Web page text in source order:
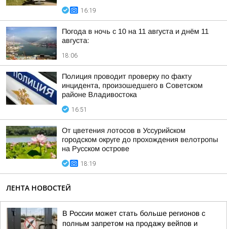
16:19
Погода в ночь с 10 на 11 августа и днём 11
августа:
18:06
Полиция проводит проверку по факту
инцидента, произошедшего в Советском
районе Владивостока
16:51
От цветения лотосов в Уссурийском
городском округе до прохождения велотропы
на Русском острове
18:19
ЛЕНТА НОВОСТЕЙ
В России может стать больше регионов с
полным запретом на продажу вейпов и